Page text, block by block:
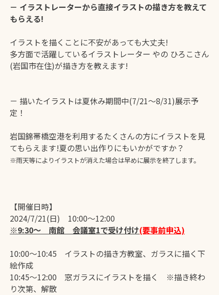
－ イラストレーターから直接イラストの描き方を教えて
もらえる!
イラストを描くことに不安があっても大丈夫!
多方面で活躍しているイラストレーター やの ひろこさん
(岩国市在住)が描き方を教えます!
－ 描いたイラストは夏休み期間中(7/21～8/31)展示予
定！
岩国錦帯橋空港を利用するたくさんの方にイラストを見
てもらえます!夏の思い出作りにもいかがですか？
※雨天等によりイラストが消えた場合は早めに展示を終了します。
【開催日時】
2024/7/21(日) 10:00～12:00
※9:30～ 南館 会議室1で受け付け(要事前申込)
10:00～10:45 イラストの描き方教室、ガラスに描く下
絵作成
10:45～12:00 窓ガラスにイラストを描く ※描き終わ
り次第、解散